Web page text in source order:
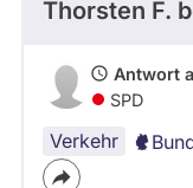
Thorsten F.
Antwort
SPD
Verkehr